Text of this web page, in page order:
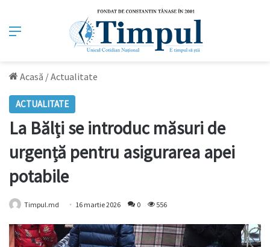
Meniu
Acasă /Actualitate
ACTUALITATE
La Bălți se introduc măsuri de
urgență pentru asigurarea apei
potabile
Timpul.md 16 martie 2026 0 556